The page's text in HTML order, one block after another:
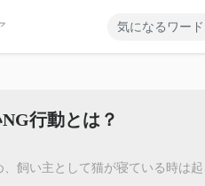
行動とは？
飼い主として猫が寝ている時は起